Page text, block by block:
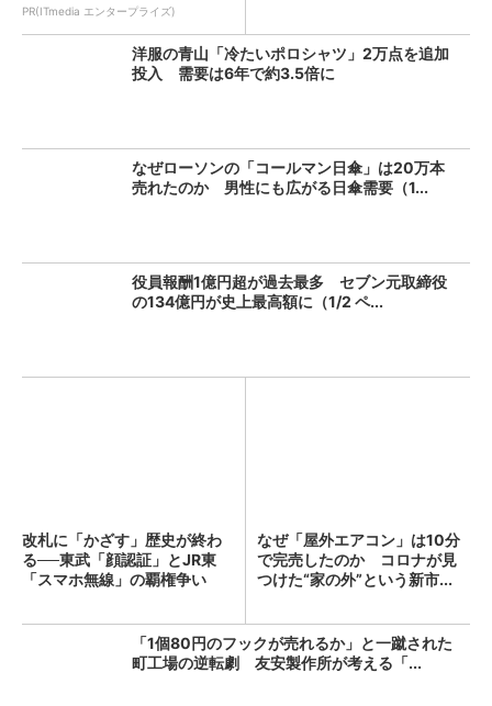
PR(ITmedia エンタープライズ)
洋服の青山「冷たいポロシャツ」2万点を追加
投入 需要は6年で約3.5倍に
なぜローソンの「コールマン日傘」は20万本
売れたのか 男性にも広がる日傘需要（1...
役員報酬1億円超が過去最多 セブン元取締役
の134億円が史上最高額に（1/2 ペ...
改札に「かざす」歴史が終わ
る──東武「顔認証」とJR東
「スマホ無線」の覇権争い
なぜ「屋外エアコン」は10分
で完売したのか コロナが見
つけた“家の外”という新市...
「1個80円のフックが売れるか」と一蹴された
町工場の逆転劇 友安製作所が考える「...